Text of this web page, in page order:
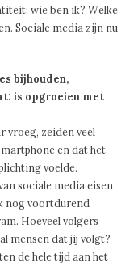
wie ben ik? Welke
Sociale media zijn nu
bijhouden,
is opgroeien met
vroeg, zeiden veel
en dat het
voelde.
sociale media eisen
nog voortdurend
Hoeveel volgers
mensen dat jij volgt?
de hele tijd aan het